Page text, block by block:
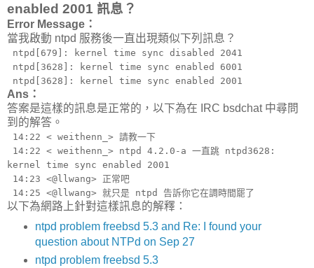
enabled 2001 訊息？
Error Message：
當我啟動 ntpd 服務後一直出現類似下列訊息？
ntpd[679]: kernel time sync disabled 2041
ntpd[3628]: kernel time sync enabled 6001
ntpd[3628]: kernel time sync enabled 2001
Ans：
答案是這樣的訊息是正常的，以下為在 IRC bsdchat 中尋問
到的解答。
14:22 < weithenn_> 請教一下
14:22 < weithenn_> ntpd 4.2.0-a 一直跳 ntpd3628:
kernel time sync enabled 2001
14:23 <@llwang> 正常吧
14:25 <@llwang> 就只是 ntpd 告訴你它在調時間罷了
以下為網路上針對這樣訊息的解釋：
ntpd problem freebsd 5.3 and Re: I found your
question about NTPd on Sep 27
ntpd problem freebsd 5.3